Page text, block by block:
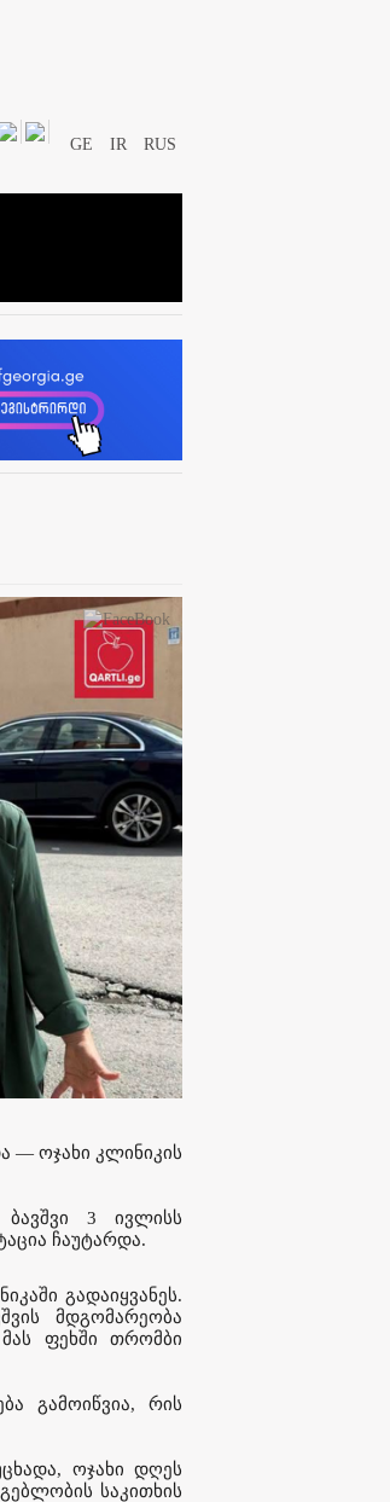
GE IR RUS
— ოჯახი კლინიკის
3 ივლისს
ჩაუტარდა.
გადაიყვანეს.
მდგომარეობა
ფეხში თრომბი
გამოიწვია, რის
ოჯახი დღეს
საკითხის